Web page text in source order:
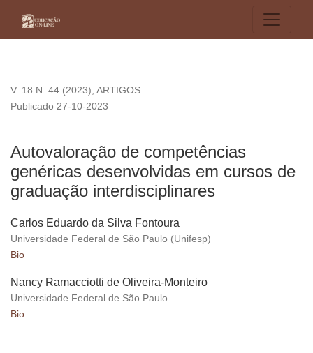
V. 18 N. 44 (2023), ARTIGOS
Autovaloração de competências
genéricas desenvolvidas em cursos de
graduação interdisciplinares
Publicado 27-10-2023
Carlos Eduardo da Silva Fontoura
Universidade Federal de São Paulo (Unifesp)
Bio
Nancy Ramacciotti de Oliveira-Monteiro
Universidade Federal de São Paulo
Bio